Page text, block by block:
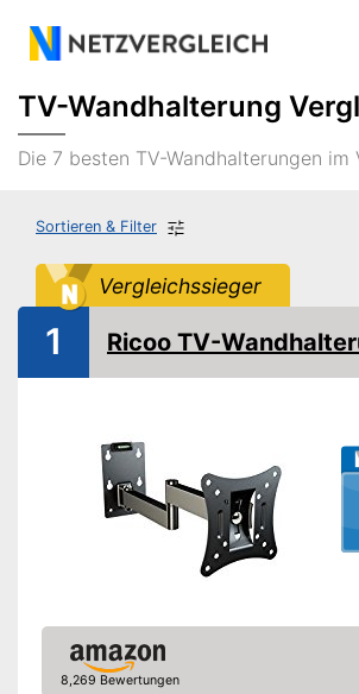
TV-Wandhalterung
Die 7 besten TV-Wandhalterungen
Sortieren & Filter
Vergleichssieger
1 Ricoo TV-
8,269 Bewertungen